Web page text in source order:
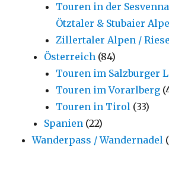
Touren in der
Ötztaler & Stubaier
Zillertaler Alpen /
Österreich (84)
Touren im Salzburger
Touren im Vorarlberg
Touren in Tirol (33)
Spanien (22)
Wanderpass / Wandernadel